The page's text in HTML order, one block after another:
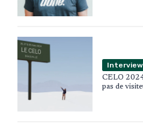
Interview
CELO 2024
pas de